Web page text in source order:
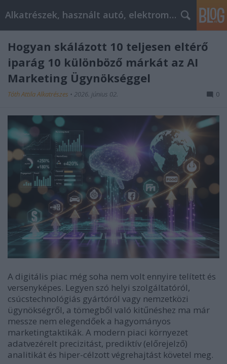
Alkatrészek, használt autó, elektromos
Hogyan skálázott 10 teljesen eltérő
iparág 10 különböző márkát az AI
Marketing Ügynökséggel
Tóth Attila Alkatrészes • 2026. június 02. 0
A digitális piac még soha nem volt ennyire telített és
versenyképes. Legyen szó helyi szolgáltatóról,
csúcstechnológiás gyártóról vagy nemzetközi
ügynökségről, a tömegből való kitűnéshez ma már
messze nem elegendőek a hagyományos
marketingtaktikák. A modern piaci környezet
adatvezérelt precizitást, prediktív (előrejelző)
analitikát és hiper-célzott végrehajtást követel meg.